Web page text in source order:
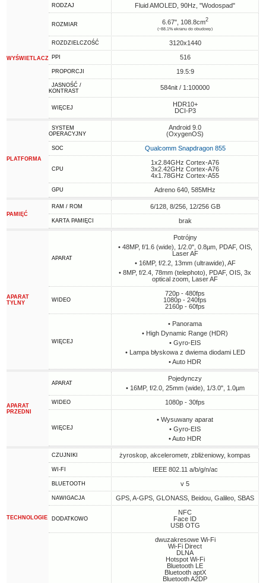
WYŚWIETLACZ
RODZAJ Fluid AMOLED, 90Hz, "Wodospad"
ROZMIAR 6.67", 108.8cm2
(~88.1% ekranu do obudowy)
ROZDZIELCZOŚĆ 3120x1440
PPI 516
PROPORCJI 19.5:9
JASNOŚĆ /
KONTRAST
584nit / 1:100000
WIĘCEJ
HDR10+
DCI-P3
PLATFORMA
SYSTEM
OPERACYJNY
Android 9.0
(OxygenOS)
SOC Qualcomm Snapdragon 855
CPU
1x2.84GHz Cortex-A76
3x2.42GHz Cortex-A76
4x1.78GHz Cortex-A55
GPU Adreno 640, 585MHz
PAMIĘĆ
RAM / ROM 6/128, 8/256, 12/256 GB
KARTA PAMIĘCI brak
APARAT
TYLNY
APARAT
Potrójny
• 48MP, f/1.6 (wide), 1/2.0", 0.8µm, PDAF, OIS,
Laser AF
• 16MP, f/2.2, 13mm (ultrawide), AF
• 8MP, f/2.4, 78mm (telephoto), PDAF, OIS, 3x
optical zoom, Laser AF
WIDEO
720p - 480fps
1080p - 240fps
2160p - 60fps
WIĘCEJ
• Panorama
• High Dynamic Range (HDR)
• Gyro-EIS
• Lampa błyskowa z dwiema diodami LED
• Auto HDR
APARAT
PRZEDNI
APARAT
Pojedynczy
• 16MP, f/2.0, 25mm (wide), 1/3.0", 1.0µm
WIDEO 1080p - 30fps
WIĘCEJ
• Wysuwany aparat
• Gyro-EIS
• Auto HDR
TECHNOLOGIE
CZUJNIKI żyroskop, akcelerometr, zbliżeniowy, kompas
WI-FI IEEE 802.11 a/b/g/n/ac
BLUETOOTH v 5
NAWIGACJA GPS, A-GPS, GLONASS, Beidou, Galileo, SBAS
DODATKOWO
NFC
Face ID
USB OTG
dwuzakresowe Wi-Fi
Wi-Fi Direct
DLNA
Hotspot Wi-Fi
Bluetooth LE
Bluetooth aptX
Bluetooth A2DP